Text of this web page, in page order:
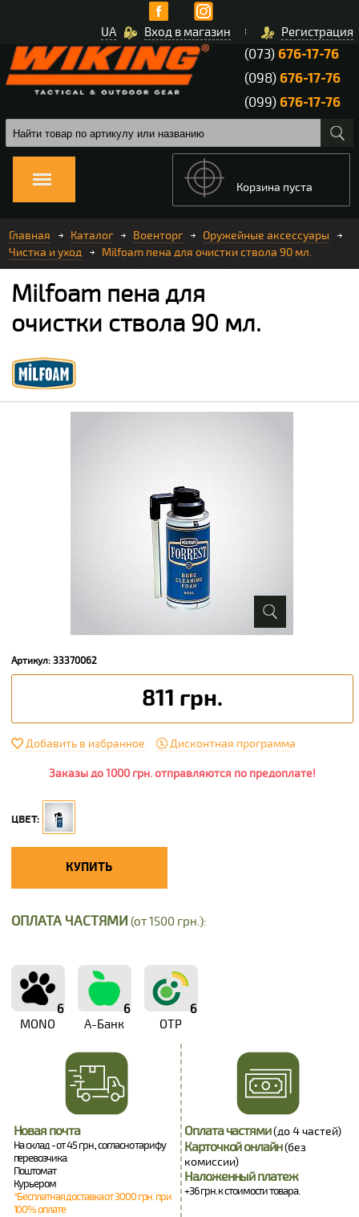
Вход в магазин Регистрация
UA
(073)676-17-76
(098)676-17-76
(099)676-17-76
Корзина пуста
Главная Каталог Военторг
Оружейные аксессуары
Чистка и уход
Milfoam пена для очистки ствола 90 мл.
Milfoam пена для
очистки ствола 90 мл.
Артикул: 33370062
811 грн.
Добавить в избранное Дисконтная программа
Заказы до 1000 грн. отправляются по предоплате!
ЦВЕТ:
КУПИТЬ
ОПЛАТА ЧАСТЯМИ (от 1500 грн.):
6
MONO
6
А-Банк
6
OTP
Новая почта
На склад - от 45 грн., согласно тарифу
перевозчика.
Поштомат
Курьером
*Бесплатная доставка от 3000 грн. при
100% оплате
Оплата частями(до 4 частей)
Карточкой онлайн(без
комиссии)
Наложенный платеж
+36 грн. к стоимости товара.